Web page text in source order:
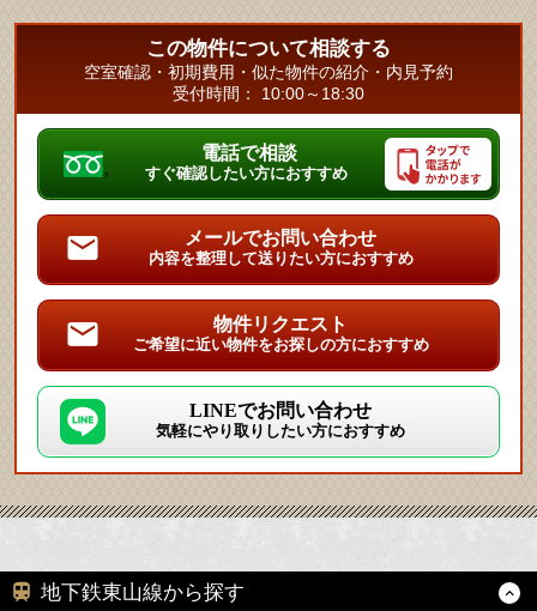
この物件について相談する
空室確認・初期費用・似た物件の紹介・内見予約
受付時間： 10:00～18:30
電話で相談
すぐ確認したい方におすすめ
メールでお問い合わせ
内容を整理して送りたい方におすすめ
物件リクエスト
ご希望に近い物件をお探しの方におすすめ
LINEでお問い合わせ
気軽にやり取りしたい方におすすめ
地下鉄東山線から探す